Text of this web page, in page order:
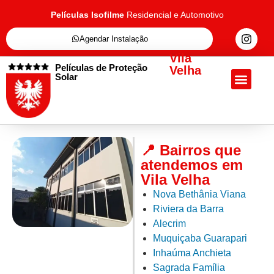
Películas Isofilme Residencial e Automotivo
Agendar Instalação
Películas de Proteção
Solar
Vila
Velha
📍 Bairros que
atendemos em
Vila Velha
Nova Bethânia Viana
Riviera da Barra
Alecrim
Muquiçaba Guarapari
Inhaúma Anchieta
Sagrada Família